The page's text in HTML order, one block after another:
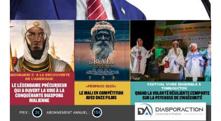
Quelques articles
Annonces
Tous les articles
Le magazine
CHOISIR LE FORFAIT